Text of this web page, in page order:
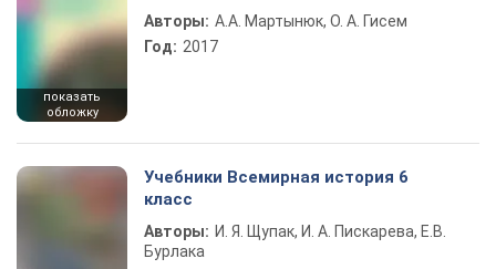
показать
обложку
Авторы: А.А. Мартынюк, О. А. Гисем
Год: 2017
Учебники Всемирная история 6
класс
Авторы: И. Я. Щупак, И. А. Пискарева, Е.В.
Бурлака